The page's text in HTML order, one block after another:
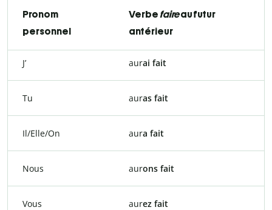
Pronom
personnel
Verbefaireau futur
antérieur
J’ aurai fait
Tu auras fait
Il/Elle/On aura fait
Nous aurons fait
Vous aurez fait